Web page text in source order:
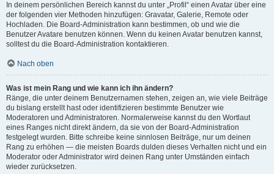
In deinem persönlichen Bereich kannst du unter „Profil“ einen Avatar über eine
der folgenden vier Methoden hinzufügen: Gravatar, Galerie, Remote oder
Hochladen. Die Board-Administration kann bestimmen, ob und wie die
Benutzer Avatare benutzen können. Wenn du keinen Avatar benutzen kannst,
solltest du die Board-Administration kontaktieren.
Nach oben
Was ist mein Rang und wie kann ich ihn ändern?
Ränge, die unter deinem Benutzernamen stehen, zeigen an, wie viele Beiträge
du bislang erstellt hast oder identifizieren bestimmte Benutzer wie
Moderatoren und Administratoren. Normalerweise kannst du den Wortlaut
eines Ranges nicht direkt ändern, da sie von der Board-Administration
festgelegt wurden. Bitte schreibe keine sinnlosen Beiträge, nur um deinen
Rang zu erhöhen — die meisten Boards dulden dieses Verhalten nicht und ein
Moderator oder Administrator wird deinen Rang unter Umständen einfach
wieder zurücksetzen.